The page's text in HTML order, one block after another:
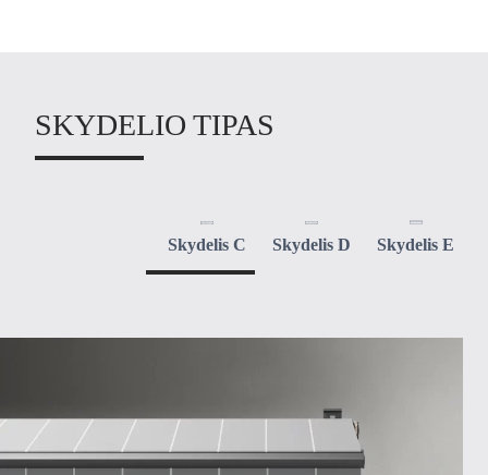
SKYDELIO TIPAS
Skydelis C Skydelis D Skydelis E